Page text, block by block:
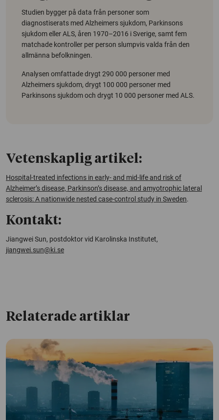
Studien bygger på data från personer som
diagnostiserats med Alzheimers sjukdom, Parkinsons
sjukdom eller ALS, åren 1970–2016 i Sverige, samt fem
matchade kontroller per person slumpvis valda från den
allmänna befolkningen.
Analysen omfattade drygt 290 000 personer med
Alzheimers sjukdom, drygt 100 000 personer med
Parkinsons sjukdom och drygt 10 000 personer med ALS.
Vetenskaplig artikel:
Hospital-treated infections in early- and mid-life and risk of
Alzheimer’s disease, Parkinson’s disease, and amyotrophic lateral
sclerosis: A nationwide nested case-control study in Sweden.
Kontakt:
Jiangwei Sun, postdoktor vid Karolinska Institutet,
jiangwei.sun@ki.se
Relaterade artiklar